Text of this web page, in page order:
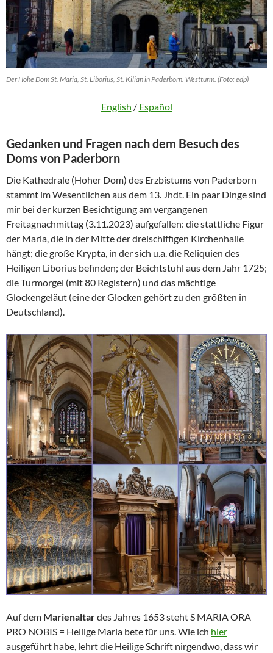
Der Hohe Dom St. Maria, St. Liborius, St. Kilian in Paderborn. Westturm. (Foto: edp)
English / Español
Gedanken und Fragen nach dem Besuch des
Doms von Paderborn
Die Kathedrale (Hoher Dom) des Erzbistums von Paderborn
stammt im Wesentlichen aus dem 13. Jhdt. Ein paar Dinge sind
mir bei der kurzen Besichtigung am vergangenen
Freitagnachmittag (3.11.2023) aufgefallen: die stattliche Figur
der Maria, die in der Mitte der dreischiffigen Kirchenhalle
hängt; die große Krypta, in der sich u.a. die Reliquien des
Heiligen Liborius befinden; der Beichtstuhl aus dem Jahr 1725;
die Turmorgel (mit 80 Registern) und das mächtige
Glockengeläut (eine der Glocken gehört zu den größten in
Deutschland).
Auf dem Marienaltardes Jahres 1653 steht S MARIA ORA
PRO NOBIS = Heilige Maria bete für uns. Wie ich hier
ausgeführt habe, lehrt die Heilige Schrift nirgendwo, dass wir